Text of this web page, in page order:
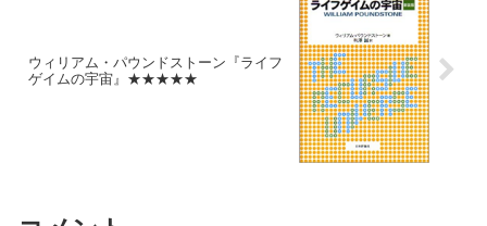
ウィリアム・パウンドストーン『ライフ
ゲイムの宇宙』★★★★★